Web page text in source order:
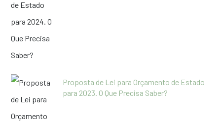
Proposta de Lei para Orçamento de Estado
para 2023. O Que Precisa Saber?